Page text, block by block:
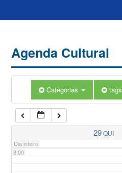
Agenda Cultural
Categorias tags
29QUI
Dia inteiro
5:00
7:00
8:00